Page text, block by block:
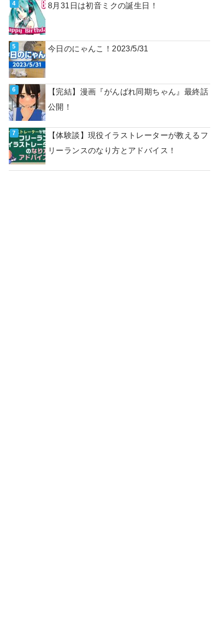
8月31日は初音ミクの誕生日！
今日のにゃんこ！2023/5/31
【完結】漫画『がんばれ同期ちゃん』最終話
公開！
【体験談】現役イラストレーターが教えるフ
リーランスのなり方とアドバイス！